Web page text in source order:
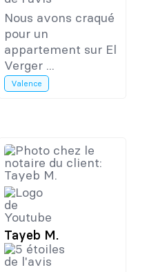
Nous avons craqué
pour un
appartement sur El
Verger ...
Valence
Tayeb M.